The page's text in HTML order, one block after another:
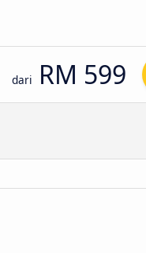
dari RM 599